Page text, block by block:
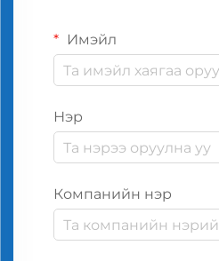
Имэйл
Нэр
Компанийн нэр